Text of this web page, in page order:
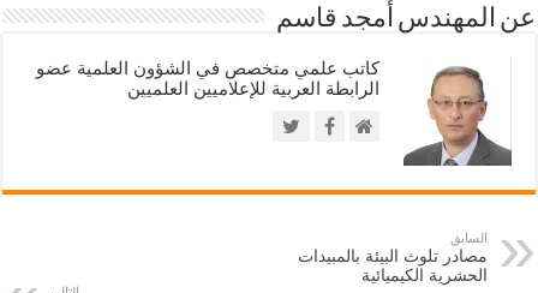
عن المهندس أمجد قاسم
كاتب علمي متخصص في الشؤون العلمية عضو
الرابطة العربية للإعلاميين العلميين
السابق
مصادر تلوث البيئة بالمبيدات
الحشرية الكيميائية